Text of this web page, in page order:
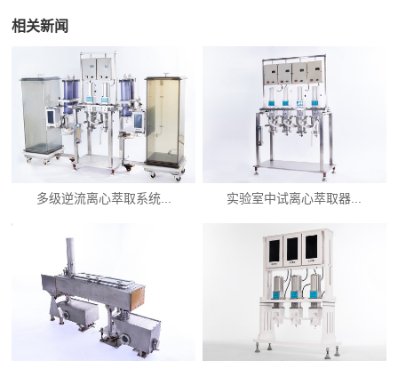
相关新闻
多级逆流离心萃取系统... 实验室中试离心萃取器...